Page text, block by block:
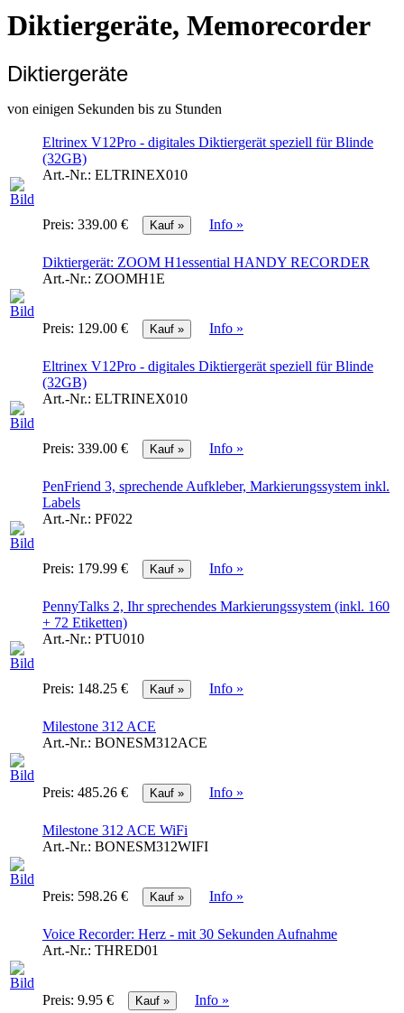
Diktiergeräte, Memorecorder
Diktiergeräte
von einigen Sekunden bis zu Stunden
Eltrinex V12Pro - digitales Diktiergerät speziell für Blinde
(32GB)
Art.-Nr.: ELTRINEX010
Preis: 339.00 € Info »
Diktiergerät: ZOOM H1essential HANDY RECORDER
Art.-Nr.: ZOOMH1E
Preis: 129.00 € Info »
Eltrinex V12Pro - digitales Diktiergerät speziell für Blinde
(32GB)
Art.-Nr.: ELTRINEX010
Preis: 339.00 € Info »
PenFriend 3, sprechende Aufkleber, Markierungssystem inkl.
Labels
Art.-Nr.: PF022
Preis: 179.99 € Info »
PennyTalks 2, Ihr sprechendes Markierungssystem (inkl. 160
+ 72 Etiketten)
Art.-Nr.: PTU010
Preis: 148.25 € Info »
Milestone 312 ACE
Art.-Nr.: BONESM312ACE
Preis: 485.26 € Info »
Milestone 312 ACE WiFi
Art.-Nr.: BONESM312WIFI
Preis: 598.26 € Info »
Voice Recorder: Herz - mit 30 Sekunden Aufnahme
Art.-Nr.: THRED01
Preis: 9.95 € Info »